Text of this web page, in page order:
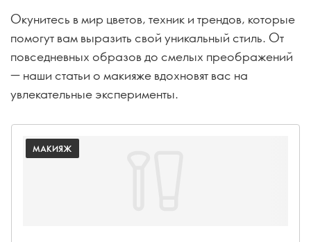
Окунитесь в мир цветов, техник и трендов, которые
помогут вам выразить свой уникальный стиль. От
повседневных образов до смелых преображений
— наши статьи о макияже вдохновят вас на
увлекательные эксперименты.
МАКИЯЖ